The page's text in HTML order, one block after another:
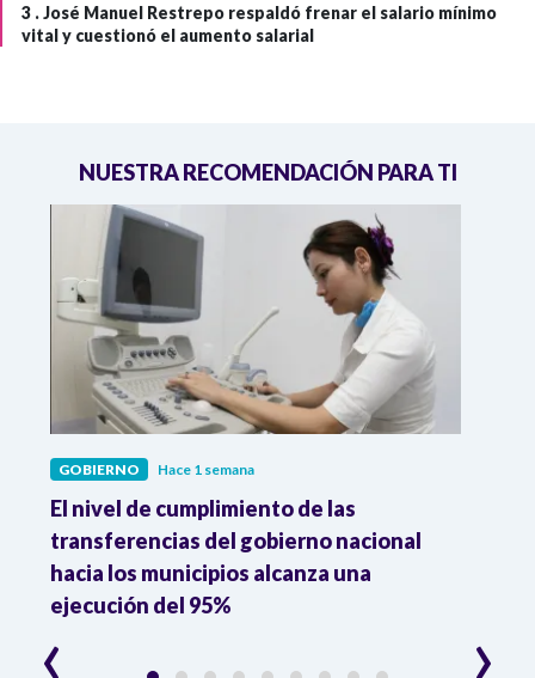
3 .José Manuel Restrepo respaldó frenar el salario mínimo
vital y cuestionó el aumento salarial
NUESTRA RECOMENDACIÓN PARA TI
GOBIERNO Hace 1 semana
El nivel de cumplimiento de las
transferencias del gobierno nacional
hacia los municipios alcanza una
ejecución del 95%
‹ ›